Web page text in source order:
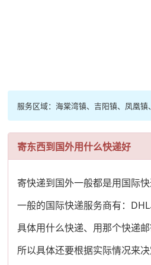
服务区域：海棠湾镇、吉阳镇、凤凰
寄东西到国外用什么快递好
寄快递到国外一般都是用国际快
一般的国际快递服务商有：
具体用什么快递、用那个快递
所以具体还要根据实际情况来